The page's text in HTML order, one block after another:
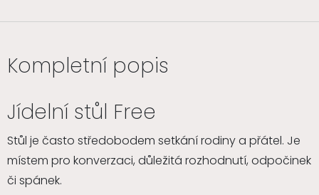
Kompletní popis
Jídelní stůl Free
Stůl je často středobodem setkání rodiny a přátel. Je
místem pro konverzaci, důležitá rozhodnutí, odpočinek
či spánek.